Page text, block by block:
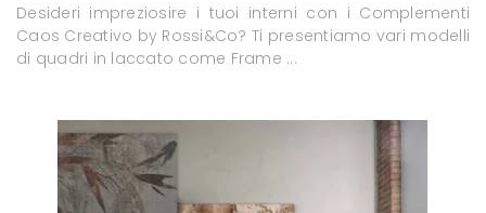
Desideri impreziosire i tuoi interni con i Complementi
Caos Creativo by Rossi&Co? Ti presentiamo vari modelli
di quadri in laccato come Frame ...